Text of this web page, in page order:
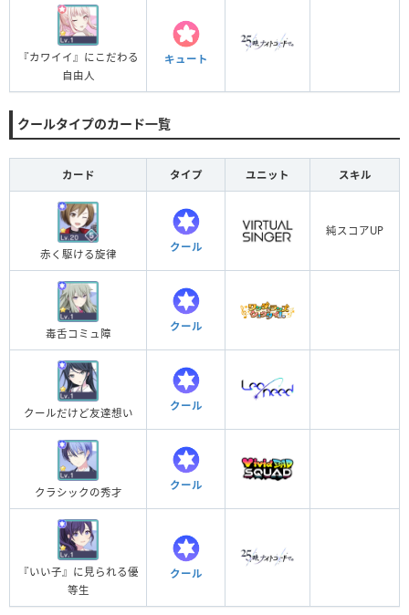
『カワイイ』にこだわる
自由人
キュート
クールタイプのカード一覧
カード タイプ ユニット スキル
赤く駆ける旋律
クール
純スコアUP
毒舌コミュ障
クール
クールだけど友達想い
クール
クラシックの秀才
クール
『いい子』に見られる優
等生
クール